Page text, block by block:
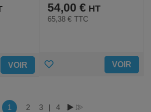
VOIR
54,00 €
65,38 € TTC
AJOUTER VOIR
PageVous lisez actuellement la page
1 Page
2 Page
3 | Page
4